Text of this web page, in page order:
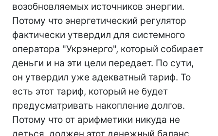
возобновляемых источников энергии.
Потому что энергетический регулятор
фактически утвердил для системного
оператора "Укрэнерго", который собирает
деньги и на эти цели передает. По сути,
он утвердил уже адекватный тариф. То
есть этот тариф, который не будет
предусматривать накопление долгов.
Потому что от арифметики никуда не
деться, должен этот денежный баланс